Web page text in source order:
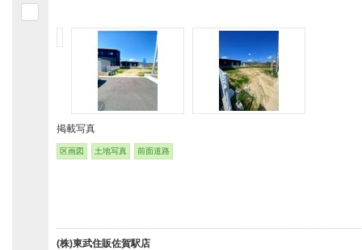
掲載写真
区画図 土地写真 前面道路
(株)東武住販佐賀駅店